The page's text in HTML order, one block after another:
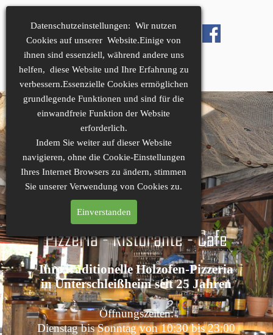
Ihre traditionelle Holzofen-Pizzeria
inUnterschleißheim seit 25 Jahren
Öffnungszeiten:
Dienstag bis Sonntag von 10:30 bis 23:00
Datenschutzeinstellungen: Wir nutzen
Cookies auf unserer Website.Einige von
ihnen sind essenziell, während andere uns
helfen, diese Website und Ihre Erfahrung zu
verbessern.Essenzielle Cookies ermöglichen
grundlegende Funktionen und sind für die
einwandfreie Funktion der Website
erforderlich.
Indem Sie weiter auf dieser Website
navigieren, ohne die Cookie-Einstellungen
Ihres Internet Browsers zu ändern, stimmen
Sie unserer Verwendung von Cookies zu.
Einverstanden